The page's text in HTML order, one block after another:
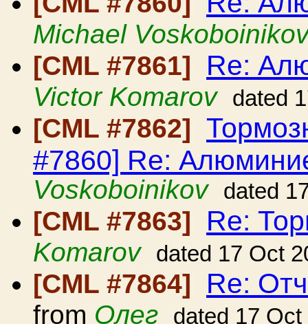
Michael
[CML #7861]
Re:
Victor Komarov dated
[CML #7862]
#7860] Re:
Voskoboinikov
dated
[CML #7863] Re:
Komarov dated 17 Oct
[CML #7864] Re:
from Олег dated 17 Oct